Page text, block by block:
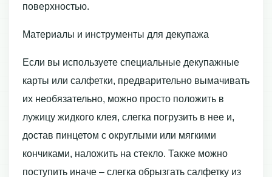
поверхностью.
Материалы и инструменты для декупажа
Если вы используете специальные декупажные
карты или салфетки, предварительно вымачивать
их необязательно, можно просто положить в
лужицу жидкого клея, слегка погрузить в нее и,
достав пинцетом с округлыми или мягкими
кончиками, наложить на стекло. Также можно
поступить иначе – слегка обрызгать салфетку из